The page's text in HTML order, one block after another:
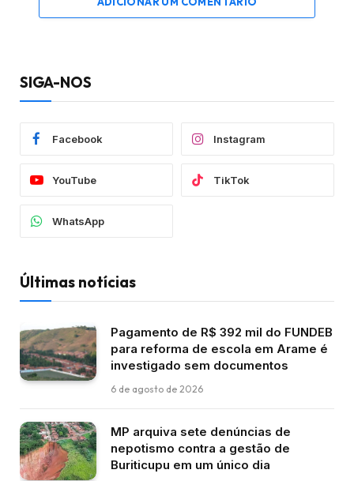
SIGA-NOS
Facebook Instagram
YouTube TikTok
WhatsApp
Últimas notícias
Pagamento de R$ 392 mil do FUNDEB
para reforma de escola em Arame é
investigado sem documentos
6 de agosto de 2026
MP arquiva sete denúncias de
nepotismo contra a gestão de
Buriticupu em um único dia